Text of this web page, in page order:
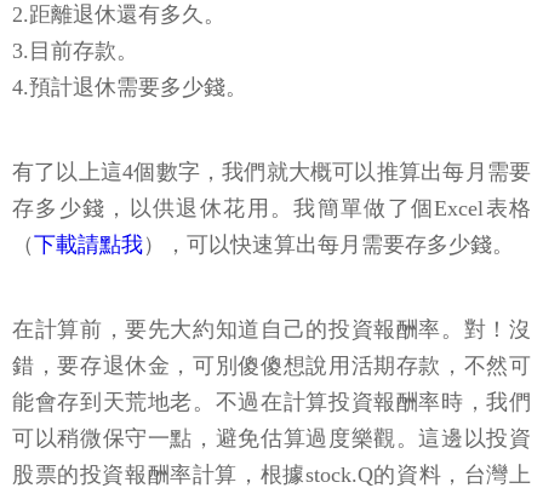
2.距離退休還有多久。
3.目前存款。
4.預計退休需要多少錢。
有了以上這4個數字，我們就大概可以推算出每月需要
存多少錢，以供退休花用。我簡單做了個Excel表格
（下載請點我），可以快速算出每月需要存多少錢。
在計算前，要先大約知道自己的投資報酬率。對！沒
錯，要存退休金，可別傻傻想說用活期存款，不然可
能會存到天荒地老。不過在計算投資報酬率時，我們
可以稍微保守一點，避免估算過度樂觀。這邊以投資
股票的投資報酬率計算，根據stock.Q的資料，台灣上